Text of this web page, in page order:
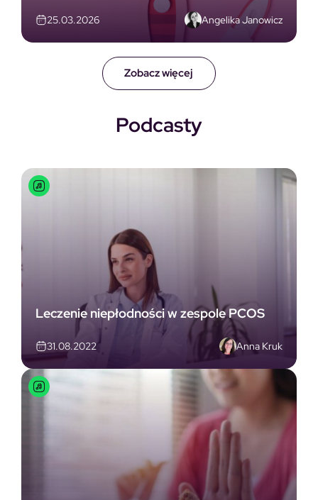
Zobacz więcej
25.03.2026 Angelika Janowicz
Podcasty
Leczenie niepłodności w zespole PCOS
31.08.2022 Anna Kruk